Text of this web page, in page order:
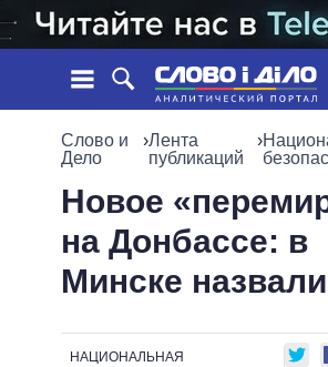
НОВОСТИ
ЛЕНТА
СТАТЬИ
МНЕНИЯ
ДАЙДЖЕСТЫ
МИР
ПОЛИТИКИ
ВСЕ ПОЛИТИКИ
ВЕРХОВНАЯ РАДА
ИНФОГРАФИКА
ВИДЕО
Слово и
Дело
›Лента
публикаций
›
Новое
на Донбассе: в
Минске
НАЦИОНАЛЬНАЯ